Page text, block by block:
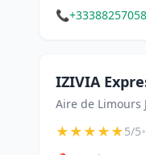
📞+33388257058
IZIVIA
Aire de Limours
★★★★★5/5•